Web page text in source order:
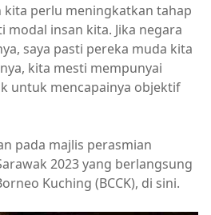
kita perlu meningkatkan tahap
insan kita. Jika negara
saya pasti pereka muda kita
kita mesti mempunyai
untuk mencapainya objektif
pada majlis perasmian
2023 yang berlangsung
Kuching (BCCK), di sini.